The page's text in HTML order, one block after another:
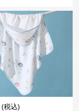
(税込)